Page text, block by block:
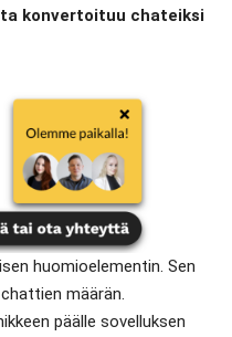
konvertoituu chateiksi
huomioelementin. Sen
määrän.
päälle sovelluksen